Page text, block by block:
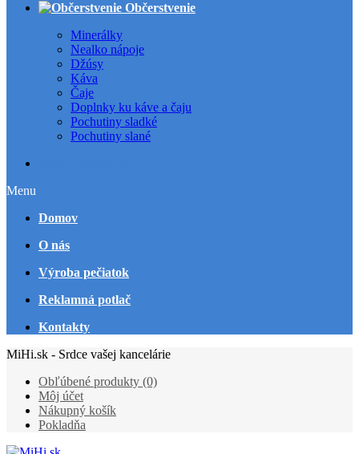
Občerstvenie
Minerálky
Nealko nápoje
Džúsy
Káva
Čaje
Doplnky ku káve a čaju
Pochutiny sladké
Pochutiny slané
Menu
Domov
O nás
Výroba pečiatok
Reklamná potlač
Kontakty
MiHi.sk - Srdce vašej kancelárie
Obľúbené produkty (0)
Môj účet
Nákupný košík
Pokladňa